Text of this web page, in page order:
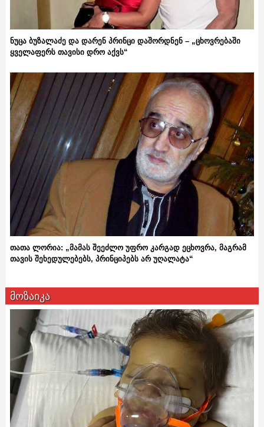
ნუცა ბუზალაძე და დარენ პრინცი დაშორდნენ – „ცხოვრებაში
ყველაფერს თავისი დრო აქვს“
თათა ლორია: „მამას შეეძლო უფრო კარგად ეცხოვრა, მაგრამ
თავის შეხედულებებს, პრინციპებს არ უღალატა“
მოზაიკა